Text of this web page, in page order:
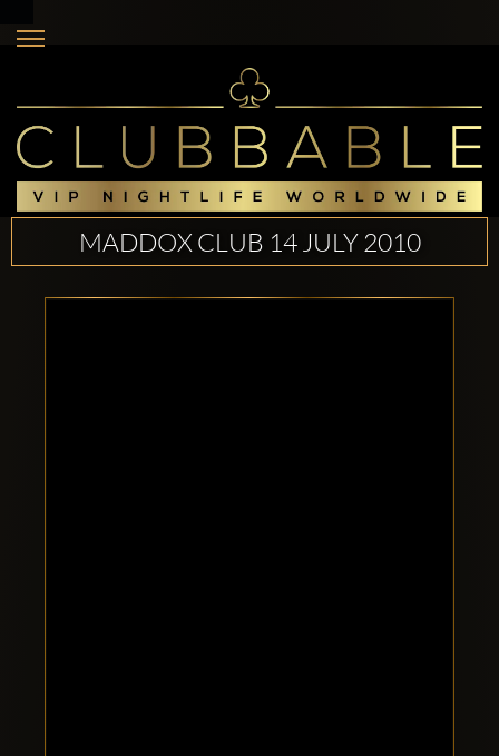
MADDOX CLUB 14 JULY 2010